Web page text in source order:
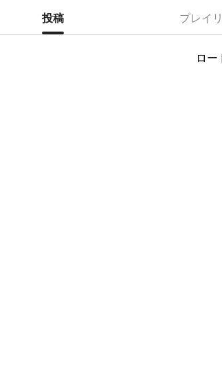
国木田花丸💮 琴海(主催)
渡辺曜⚓ なおちむ(副主催)
投稿 プレイ
ロー